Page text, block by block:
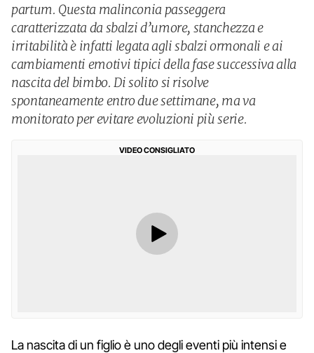
partum. Questa malinconia passeggera
caratterizzata da sbalzi d’umore, stanchezza e
irritabilità è infatti legata agli sbalzi ormonali e ai
cambiamenti emotivi tipici della fase successiva alla
nascita del bimbo. Di solito si risolve
spontaneamente entro due settimane, ma va
monitorato per evitare evoluzioni più serie.
VIDEO CONSIGLIATO
La nascita di un figlio è uno degli eventi più intensi e